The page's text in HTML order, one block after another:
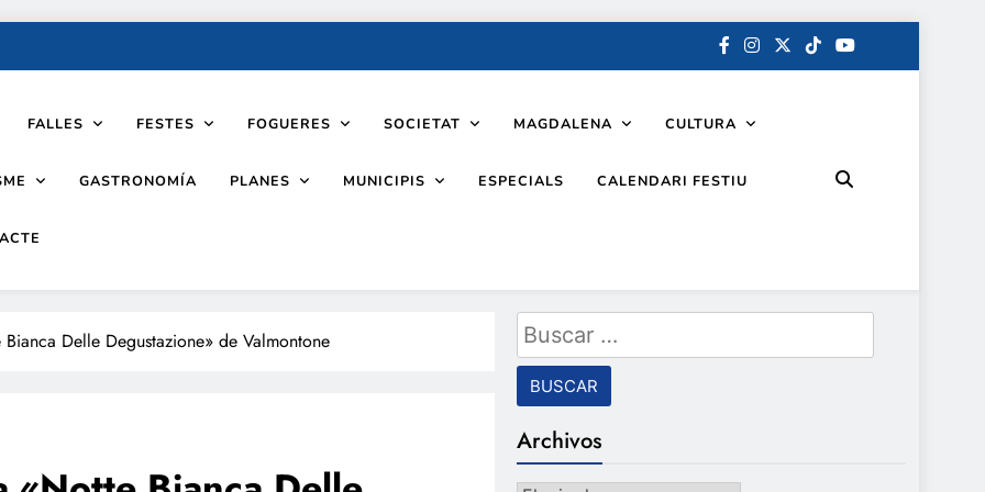
FALLES FESTES FOGUERES SOCIETAT MAGDALENA CULTURA
GASTRONOMÍA PLANES MUNICIPIS ESPECIALS CALENDARI FESTIU
Delle Degustazione» de Valmontone
Buscar:
Archivos